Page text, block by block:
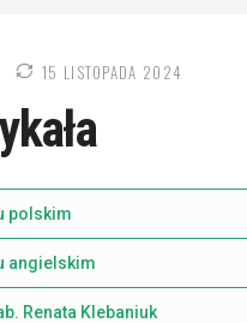
15 LISTOPADA 2024
polskim
angielskim
Renata Klebaniuk